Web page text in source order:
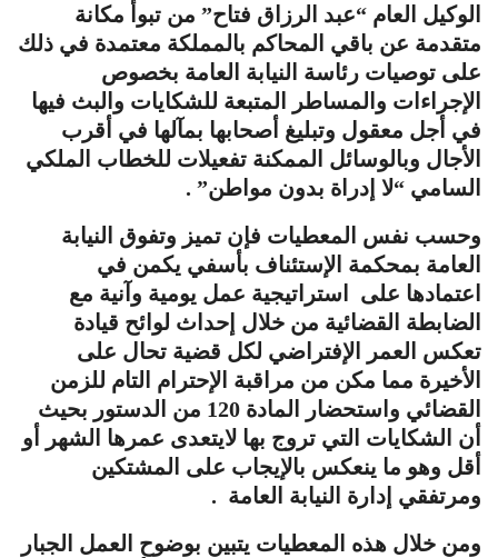
الوكيل العام “عبد الرزاق فتاح” من تبوأ مكانة
متقدمة عن باقي المحاكم بالمملكة معتمدة في ذلك
على توصيات رئاسة النيابة العامة بخصوص
الإجراءات والمساطر المتبعة للشكايات والبث فيها
في أجل معقول وتبليغ أصحابها بمآلها في أقرب
الأجال وبالوسائل الممكنة تفعيلات للخطاب الملكي
السامي “لا إدراة بدون مواطن” .
وحسب نفس المعطيات فإن تميز وتفوق النيابة
العامة بمحكمة الإستئناف بأسفي يكمن في
اعتمادها على استراتيجية عمل يومية وآنية مع
الضابطة القضائية من خلال إحداث لوائح قيادة
تعكس العمر الإفتراضي لكل قضية تحال على
الأخيرة مما مكن من مراقبة الإحترام التام للزمن
القضائي واستحضار المادة 120 من الدستور بحيث
أن الشكايات التي تروج بها لايتعدى عمرها الشهر أو
أقل وهو ما ينعكس بالإيجاب على المشتكين
ومرتفقي إدارة النيابة العامة .
ومن خلال هذه المعطيات يتبين بوضوح العمل الجبار